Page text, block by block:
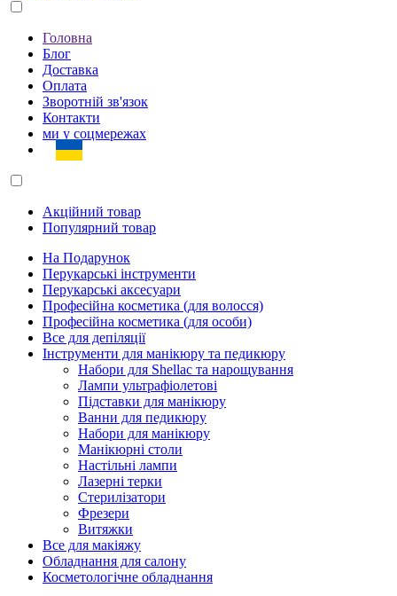
Головна
Блог
Доставка
Оплата
Зворотній зв'язок
Контакти
ми у соцмережах
Акційний товар
Популярний товар
На Подарунок
Перукарські інструменти
Перукарські аксесуари
Професійна косметика (для волосся)
Професійна косметика (для особи)
Все для депіляції
Інструменти для манікюру та педикюру
Набори для Shellac та нарощування
Лампи ультрафіолетові
Підставки для манікюру
Ванни для педикюру
Набори для манікюру
Манікюрні столи
Настільні лампи
Лазерні терки
Стерилізатори
Фрезери
Витяжки
Все для макіяжу
Обладнання для салону
Косметологічне обладнання